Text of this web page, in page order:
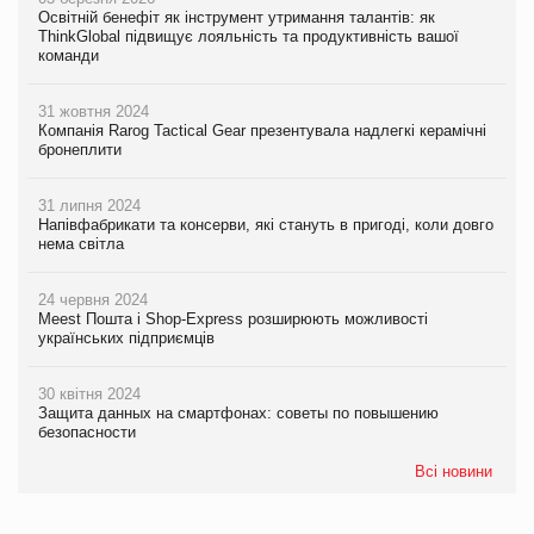
Освітній бенефіт як інструмент утримання талантів: як
ThinkGlobal підвищує лояльність та продуктивність вашої
команди
31 жовтня 2024
Компанія Rarog Tactical Gear презентувала надлегкі керамічні
бронеплити
31 липня 2024
Напівфабрикати та консерви, які стануть в пригоді, коли довго
нема світла
24 червня 2024
Meest Пошта і Shop-Express розширюють можливості
українських підприємців
30 квітня 2024
Защита данных на смартфонах: советы по повышению
безопасности
Всі новини